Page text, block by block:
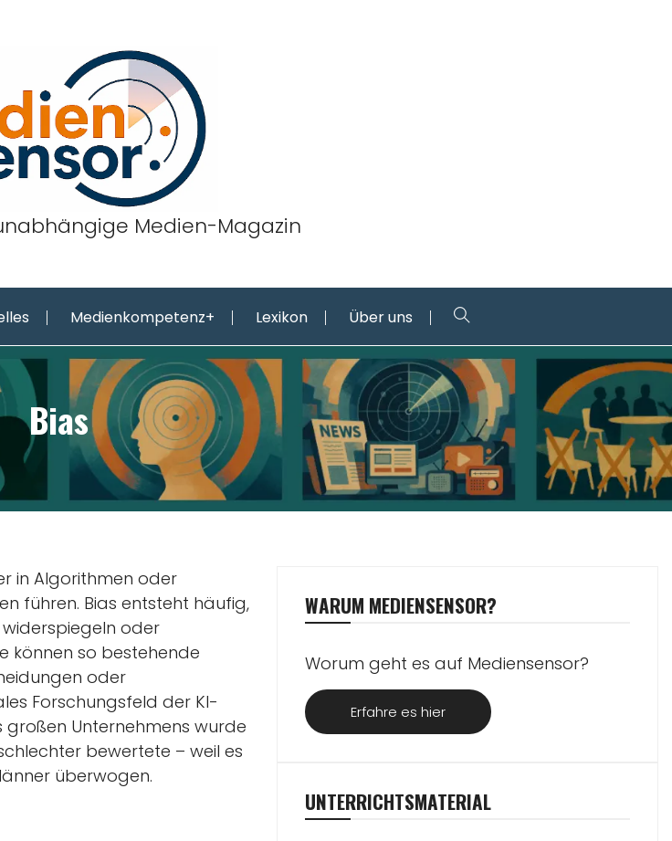
Medien-Magazin
Medienkompetenz+ Lexikon Über uns
Bias
in Algorithmen oder
führen. Bias entsteht häufig,
oder
können so bestehende
oder
Forschungsfeld der KI-
großen Unternehmens wurde
bewertete – weil es
überwogen.
WARUM MEDIENSENSOR?
Worum geht es auf Mediensensor?
Erfahre es hier
UNTERRICHTSMATERIAL